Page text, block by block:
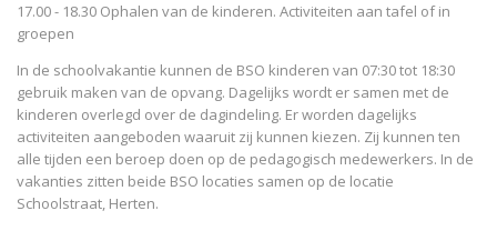
17.00 - 18.30 Ophalen van de kinderen. Activiteiten aan tafel of in
groepen
In de schoolvakantie kunnen de BSO kinderen van 07:30 tot 18:30
gebruik maken van de opvang. Dagelijks wordt er samen met de
kinderen overlegd over de dagindeling. Er worden dagelijks
activiteiten aangeboden waaruit zij kunnen kiezen. Zij kunnen ten
alle tijden een beroep doen op de pedagogisch medewerkers. In de
vakanties zitten beide BSO locaties samen op de locatie
Schoolstraat, Herten.